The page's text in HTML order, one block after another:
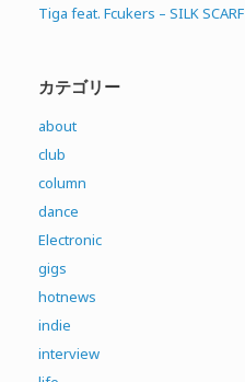
Tiga feat. Fcukers – SILK SCARF
カテゴリー
about
club
column
dance
Electronic
gigs
hotnews
indie
interview